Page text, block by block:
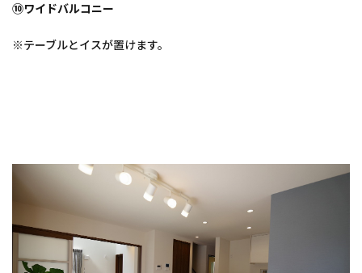
⑩ワイドバルコニー
※テーブルとイスが置けます。